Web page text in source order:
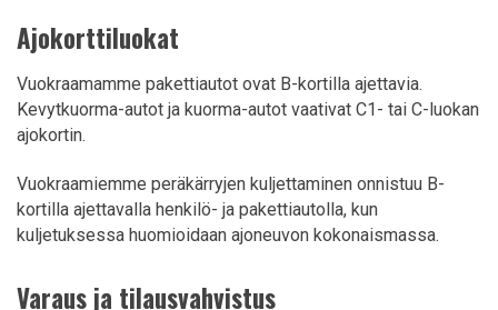
Ajokorttiluokat
Vuokraamamme pakettiautot ovat B-kortilla ajettavia.
Kevytkuorma-autot ja kuorma-autot vaativat C1- tai C-luokan
ajokortin.
Vuokraamiemme peräkärryjen kuljettaminen onnistuu B-
kortilla ajettavalla henkilö- ja pakettiautolla, kun
kuljetuksessa huomioidaan ajoneuvon kokonaismassa.
Varaus ja tilausvahvistus